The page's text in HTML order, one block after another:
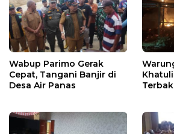
Wabup Parimo Gerak
Cepat, Tangani Banjir di
Desa Air Panas